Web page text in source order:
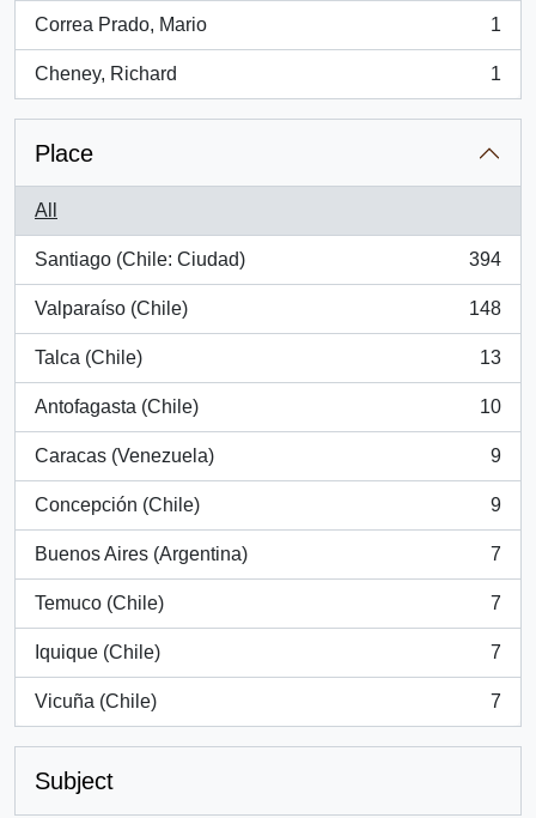
Correa Prado, Mario
, 1 results
1
Cheney, Richard
, 1 results
1
Place
All
Santiago (Chile: Ciudad)
, 394 results
394
Valparaíso (Chile)
, 148 results
148
Talca (Chile)
, 13 results
13
Antofagasta (Chile)
, 10 results
10
Caracas (Venezuela)
, 9 results
9
Concepción (Chile)
, 9 results
9
Buenos Aires (Argentina)
, 7 results
7
Temuco (Chile)
, 7 results
7
Iquique (Chile)
, 7 results
7
Vicuña (Chile)
, 7 results
7
Subject